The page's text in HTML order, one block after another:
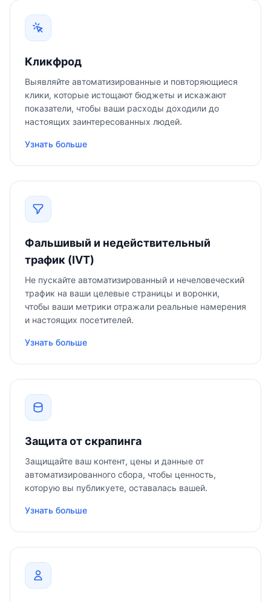
Кликфрод
Выявляйте автоматизированные и повторяющиеся
клики, которые истощают бюджеты и искажают
показатели, чтобы ваши расходы доходили до
настоящих заинтересованных людей.
Узнать больше
Фальшивый и недействительный
трафик (IVT)
Не пускайте автоматизированный и нечеловеческий
трафик на ваши целевые страницы и воронки,
чтобы ваши метрики отражали реальные намерения
и настоящих посетителей.
Узнать больше
Защита от скрапинга
Защищайте ваш контент, цены и данные от
автоматизированного сбора, чтобы ценность,
которую вы публикуете, оставалась вашей.
Узнать больше